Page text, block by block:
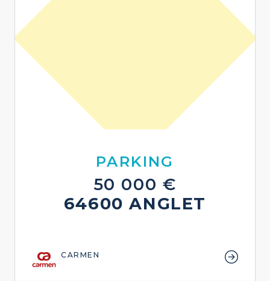
PARKING
50 000 €
64600 ANGLET
CARMEN